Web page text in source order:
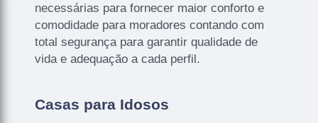
necessárias para fornecer maior conforto e
comodidade para moradores contando com
total segurança para garantir qualidade de
vida e adequação a cada perfil.
Casas para Idosos